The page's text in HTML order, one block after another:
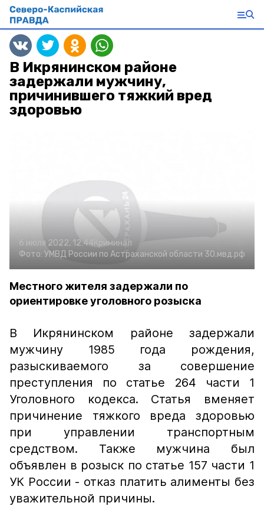
В Икрянинском районе
задержали мужчину,
причинившего тяжкий вред
здоровью
6 июля 2022, 12:44Криминал
Фото: УМВД России по Астраханской области 30.мвд.рф
Местного жителя задержали по
ориентировке уголовного розыска
В Икрянинском районе задержали
мужчину 1985 года рождения,
разыскиваемого за совершение
преступления по статье 264 части 1
Уголовного кодекса. Статья вменяет
причинение тяжкого вреда здоровью
при управлении транспортным
средством. Также мужчина был
объявлен в розыск по статье 157 части 1
УК России - отказ платить алименты без
уважительной причины.